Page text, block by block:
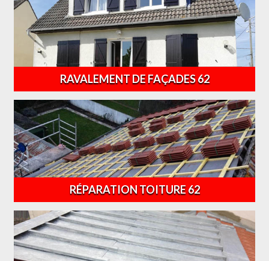
RAVALEMENT DE FAÇADES 62
RÉPARATION TOITURE 62